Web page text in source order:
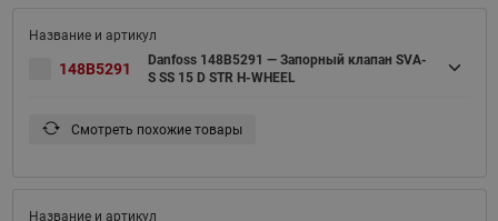
148B5291
Danfoss 148B5291 — Запорный клапан SVA-
S SS 15 D STR H-WHEEL
Смотреть похожие товары